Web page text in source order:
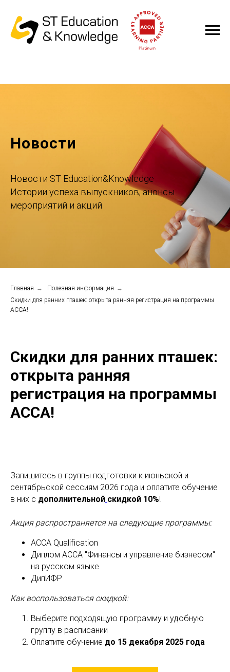
Новости
Новости ST Education&Knowledge
Истории успеха выпускников, анонсы
мероприятий и акций
Главная → Полезная информация →
Скидки для ранних пташек: открыта ранняя регистрация на программы
ACCA!
Скидки для ранних пташек:
открыта ранняя
регистрация на программы
ACCA!
Запишитесь в группы подготовки к июньской и
сентябрьской сессиям 2026 года и оплатите обучение
в них с дополнительной скидкой 10%!
Акция распространяется на следующие программы:
ACCA Qualification
Диплом ACCA "Финансы и управление бизнесом"
на русском языке
ДипИФР
Как воспользоваться скидкой:
Выберите подходящую программу и удобную
группу в расписании
Оплатите обучение до 15 декабря 2025 года